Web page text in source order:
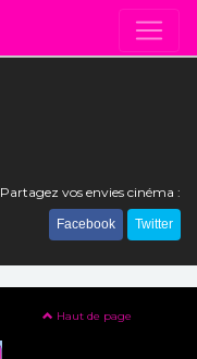
Partagez vos envies cinéma :
Facebook Twitter
Haut de page